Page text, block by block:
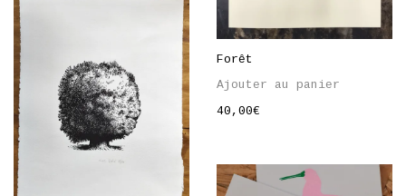
Forêt
Ajouter au panier
40,00€